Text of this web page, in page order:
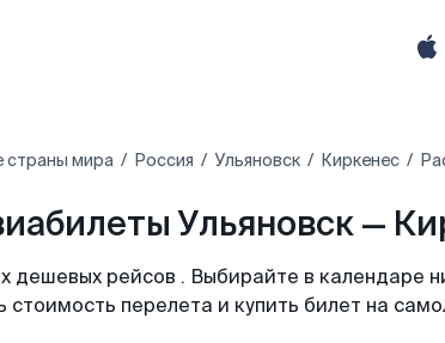
страны мира Россия Ульяновск Киркенес
Ульяновск —
дешевых рейсов . Выбирайте в календаре
стоимость перелета и купить билет на